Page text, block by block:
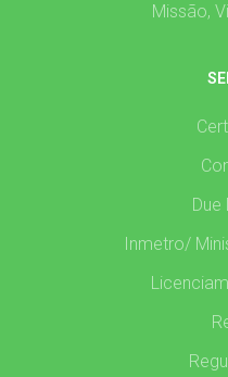
Missão,
Due
Inmetro/